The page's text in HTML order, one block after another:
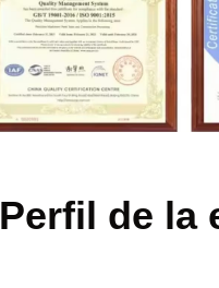
Perfil de la